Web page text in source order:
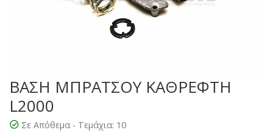
ΒΑΣΗ ΜΠΡΑΤΣΟΥ ΚΑΘΡΕΦΤΗ
L2000
Σε Απόθεμα - Τεμάχια: 10